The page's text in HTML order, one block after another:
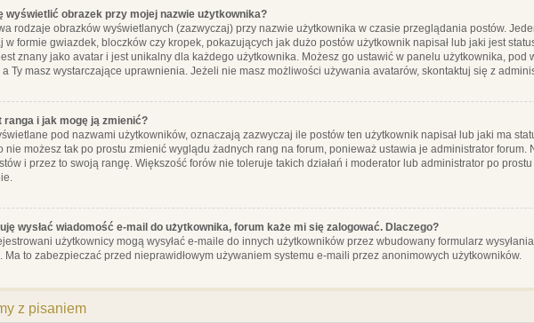
wyświetlić obrazek przy mojej nazwie użytkownika?
rodzaje obrazków wyświetlanych (zazwyczaj) przy nazwie użytkownika w czasie przeglądania postów.
w formie gwiazdek, bloczków czy kropek, pokazujących jak dużo postów użytkownik napisał lub jaki jest
znany jako avatar i jest unikalny dla każdego użytkownika. Możesz go ustawić w panelu użytkownika, pod
a Ty masz wystarczające uprawnienia. Jeżeli nie masz możliwości używania avatarów, skontaktuj się z
ranga i jak mogę ją zmienić?
pod nazwami użytkowników, oznaczają zazwyczaj ile postów ten użytkownik napisał lub jaki ma
nie możesz tak po prostu zmienić wyglądu żadnych rang na forum, ponieważ ustawia je administrator forum.
i przez to swoją rangę. Większość forów nie toleruje takich działań i moderator lub administrator po
wysłać wiadomość e-mail do użytkownika, forum każe mi się zalogować. Dlaczego?
użytkownicy mogą wysyłać e-maile do innych użytkowników przez wbudowany formularz
Ma to zabezpieczać przed nieprawidłowym używaniem systemu e-maili przez anonimowych użytkowników.
z pisaniem